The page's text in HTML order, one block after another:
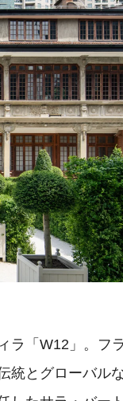
ラ「W12」。フ
統とグローバル